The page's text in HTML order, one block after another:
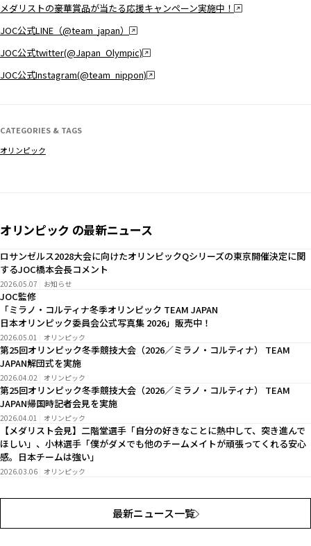
メダリストの豪華賞品が当たる応援キャンペーン実施中！
JOC公式LINE（@team_japan）
JOC公式twitter(@Japan_Olympic)
JOC公式Instagram(@team_nippon)
CATEGORIES & TAGS
オリンピック
オリンピック の最新ニュース
ロサンゼルス2028大会に向けたオリンピックQシリーズの東京開催決定に関
するJOC橋本会長コメント
2026.05.07 お知らせ
JOC監修
「ミラノ・コルティナ冬季オリンピック TEAM JAPAN
日本オリンピック委員会公式写真集 2026」販売中！
2026.05.01 オリンピック
第25回オリンピック冬季競技大会（2026／ミラノ・コルティナ） TEAM
JAPAN解団式を実施
2026.04.02 オリンピック
第25回オリンピック冬季競技大会（2026／ミラノ・コルティナ） TEAM
JAPAN帰国時記者会見を実施
2026.04.01 オリンピック
【メダリスト会見】二階堂選手「自分の好きなことに熱中して、突き進んで
ほしい」、小林選手「僕がダメでも他のチームメイトが頑張ってくれる安心
感。日本チームは強い」
2026.03.06 オリンピック
最新ニュース一覧